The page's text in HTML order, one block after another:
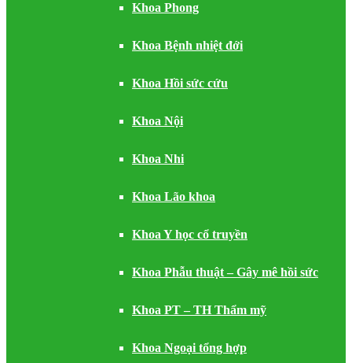
Khoa Phong
Khoa Bệnh nhiệt đới
Khoa Hồi sức cứu
Khoa Nội
Khoa Nhi
Khoa Lão khoa
Khoa Y học cổ truyền
Khoa Phẫu thuật – Gây mê hồi sức
Khoa PT – TH Thẩm mỹ
Khoa Ngoại tổng hợp